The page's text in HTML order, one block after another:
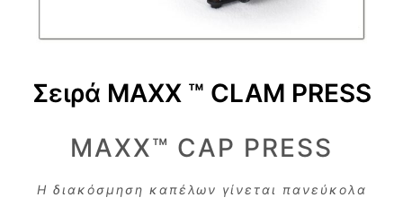
Σειρά MAXX ™ CLAM PRESS
MAXX™ CAP PRESS
Η διακόσμηση καπέλων γίνεται πανεύκολα